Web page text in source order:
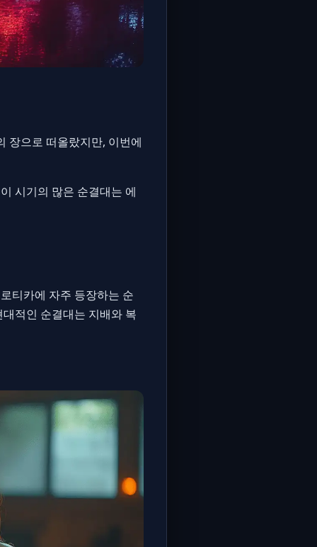
장으로 떠올랐지만, 이번에
시기의 많은 순결대는 에
티카에 자주 등장하는 순
적인 순결대는 지배와 복